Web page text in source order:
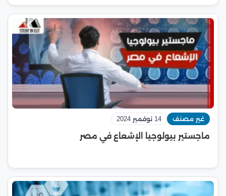
غير مصنف 14 نوفمبر 2024
ماجستير بيولوجيا الإشعاع في مصر